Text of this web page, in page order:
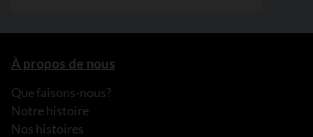
À propos de nous
Que faisons-nous?
Notre histoire
Nos histoires